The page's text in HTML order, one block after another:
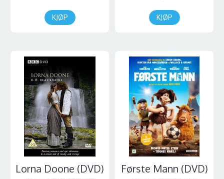
KJØP KJØP
Lorna Doone (DVD) Første Mann (DVD)